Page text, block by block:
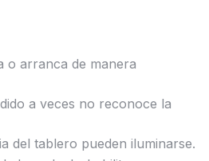
o arranca de manera
a veces no reconoce la
del tablero pueden iluminarse.